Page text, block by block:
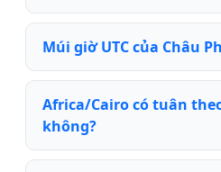
Múi giờ UTC của Châu
Africa/Cairo có tuân
không?